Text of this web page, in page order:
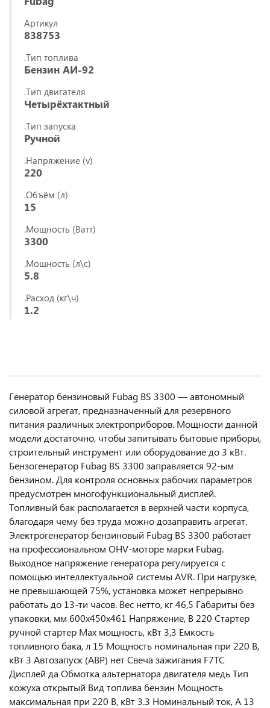
Артикул
838753
.Тип топлива
Бензин АИ-92
.Тип двигателя
Четырёхтактный
.Тип запуска
Ручной
.Напряжение (v)
220
.Объём (л)
15
.Мощность (Ватт)
3300
.Мощность (л\с)
5.8
.Расход (кг\ч)
1.2
Генератор бензиновый Fubag BS 3300 — автономный
силовой агрегат, предназначенный для резервного
питания различных электроприборов. Мощности данной
модели достаточно, чтобы запитывать бытовые приборы,
строительный инструмент или оборудование до 3 кВт.
Бензогенератор Fubag BS 3300 заправляется 92-ым
бензином. Для контроля основных рабочих параметров
предусмотрен многофункциональный дисплей.
Топливный бак располагается в верхней части корпуса,
благодаря чему без труда можно дозаправить агрегат.
Электрогенератор бензиновый Fubag BS 3300 работает
на профессиональном OHV-моторе марки Fubag.
Выходное напряжение генератора регулируется с
помощью интеллектуальной системы AVR. При нагрузке,
не превышающей 75%, установка может непрерывно
работать до 13-ти часов. Вес нетто, кг 46,5 Габариты без
упаковки, мм 600х450х461 Напряжение, В 220 Стартер
ручной стартер Max мощность, кВт 3,3 Емкость
топливного бака, л 15 Мощность номинальная при 220 В,
кВт 3 Автозапуск (АВР) нет Свеча зажигания F7TC
Дисплей да Обмотка альтернатора двигателя медь Тип
кожуха открытый Вид топлива бензин Мощность
максимальная при 220 В, кВт 3.3 Номинальный ток, А 13